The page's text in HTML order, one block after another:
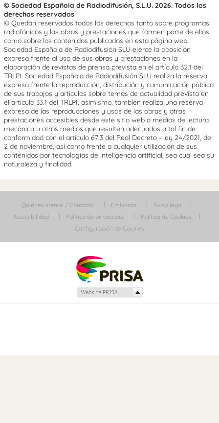
© Sociedad Española de Radiodifusión, S.L.U. 2026. Todos los
derechos reservados
© Quedan reservados todos los derechos tanto sobre programas
radiofónicos y las obras y prestaciones que formen parte de ellos,
como sobre los contenidos publicados en esta página web.
Sociedad Española de Radiodifusión SLU ejerce la oposición
expresa frente al uso de sus obras y prestaciones en la
elaboración de revistas de prensa prevista en el artículo 32.1 del
TRLPI. Sociedad Española de Radiodifusión SLU realiza la reserva
expresa frente la reproducción, distribución y comunicación pública
de sus trabajos y artículos sobre temas de actualidad prevista en
el artículo 33.1 del TRLPI, asimismo, también realiza una reserva
expresa de las reproducciones y usos de las obras y otras
prestaciones accesibles desde este sitio web a medios de lectura
mecánica u otros medios que resulten adecuados a tal fin de
conformidad con el artículo 67.3 del Real Decreto - ley 24/2021, de
2 de noviembre, así como frente a cualquier utilización de sus
contenidos por tecnologías de inteligencia artificial, sea cual sea su
naturaleza y finalidad.
Quiénes somos / Contacta Emisoras
Aviso legal
Accesibilidad
Política de privacidad
Política de Cookies
Configuración de Cookies